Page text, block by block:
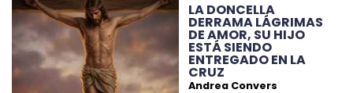
LA DONCELLA
DERRAMA LÁGRIMAS
DE AMOR, SU HIJO
ESTÁ SIENDO
ENTREGADO EN LA
CRUZ
Andrea Convers